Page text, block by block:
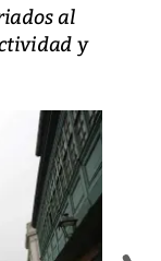
al
y